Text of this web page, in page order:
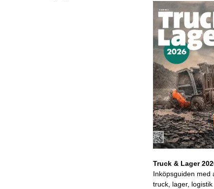
Truck & Lager
Inköpsguiden med
truck, lager, logistik